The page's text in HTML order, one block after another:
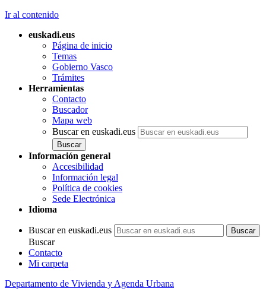
Ir al contenido
euskadi.eus
Página de inicio
Temas
Gobierno Vasco
Trámites
Herramientas
Contacto
Buscador
Mapa web
Buscar en euskadi.eus
Información general
Accesibilidad
Información legal
Política de cookies
Sede Electrónica
Idioma
Buscar en euskadi.eus
Buscar
Contacto
Mi carpeta
Departamento de Vivienda y Agenda Urbana